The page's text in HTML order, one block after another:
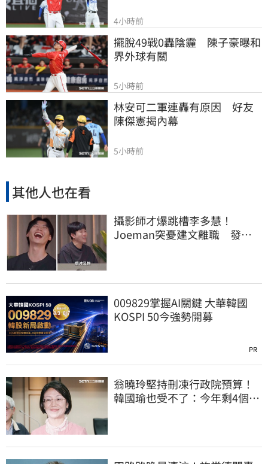
4小時前
擺脫49戰0轟陰霾　陳子豪曝和
界外球有關
5小時前
林安可二軍連轟有原因　好友
陳傑憲揭內幕
5小時前
其他人也在看
攝影師才爆跳槽李多慧！
Joeman突憂建文離職 發聲
009829掌握AI關鍵 大華韓國
KOSPI 50今強勢開募
PR
翁曉玲堅持刪凍行政院預算！
韓國瑜也受不了：今年剩4個月